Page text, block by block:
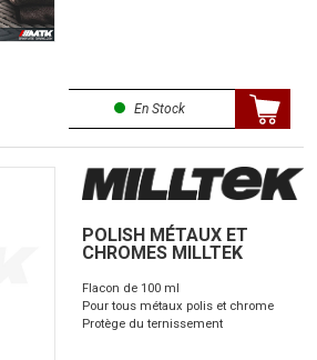
En Stock
POLISH MÉTAUX ET
CHROMES MILLTEK
Flacon de 100 ml
Pour tous métaux polis et chrome
Protège du ternissement